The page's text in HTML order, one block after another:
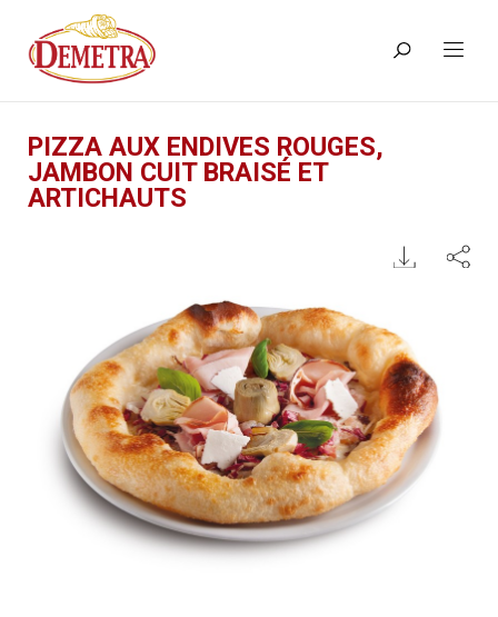
PIZZA AUX ENDIVES ROUGES,
JAMBON CUIT BRAISÉ ET
ARTICHAUTS